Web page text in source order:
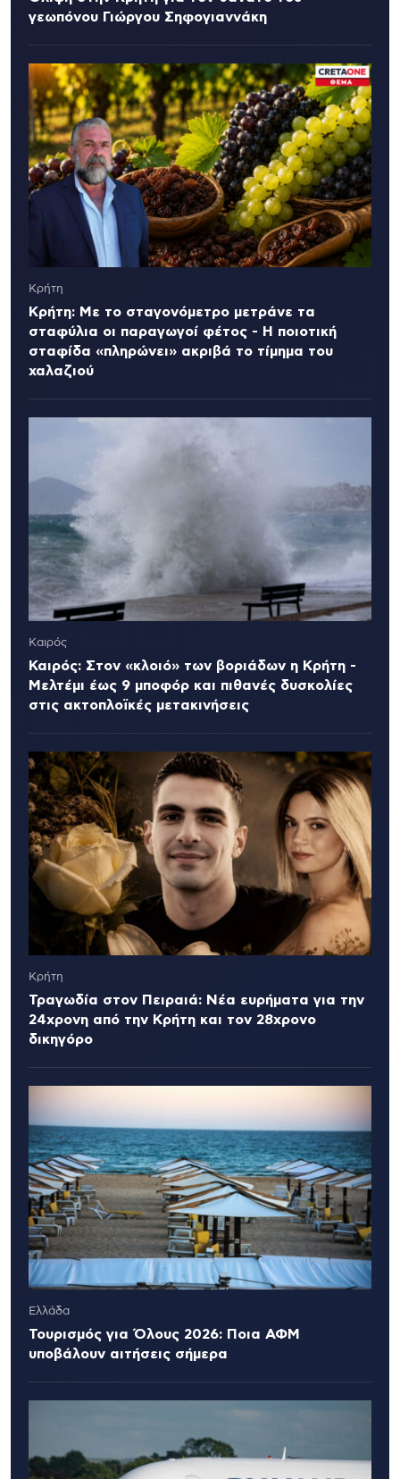
γεωπόνου Γιώργου Σηφογιαννάκη
Κρήτη
Κρήτη: Με το σταγονόμετρο μετράνε τα
σταφύλια οι παραγωγοί φέτος - Η ποιοτική
σταφίδα «πληρώνει» ακριβά το τίμημα του
χαλαζιού
Καιρός
Καιρός: Στον «κλοιό» των βοριάδων η Κρήτη -
Μελτέμι έως 9 μποφόρ και πιθανές δυσκολίες
στις ακτοπλοϊκές μετακινήσεις
Κρήτη
Τραγωδία στον Πειραιά: Νέα ευρήματα για την
24χρονη από την Κρήτη και τον 28χρονο
δικηγόρο
Ελλάδα
Τουρισμός για Όλους 2026: Ποια ΑΦΜ
υποβάλουν αιτήσεις σήμερα